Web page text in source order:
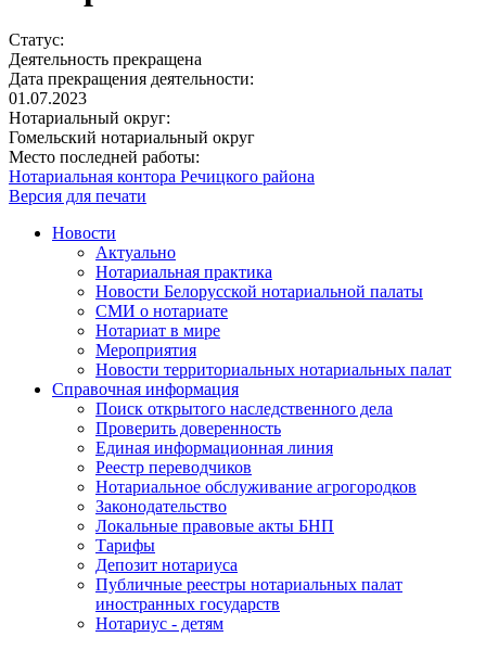
Статус:
Деятельность прекращена
Дата прекращения деятельности:
01.07.2023
Нотариальный округ:
Гомельский нотариальный округ
Место последней работы:
Нотариальная контора Речицкого района
Версия для печати
Новости
Актуально
Нотариальная практика
Новости Белорусской нотариальной палаты
СМИ о нотариате
Нотариат в мире
Мероприятия
Новости территориальных нотариальных палат
Справочная информация
Поиск открытого наследственного дела
Проверить доверенность
Единая информационная линия
Реестр переводчиков
Нотариальное обслуживание агрогородков
Законодательство
Локальные правовые акты БНП
Тарифы
Депозит нотариуса
Публичные реестры нотариальных палат
иностранных государств
Нотариус - детям